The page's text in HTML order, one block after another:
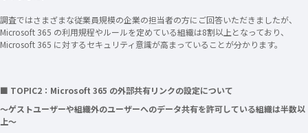
調査ではさまざまな従業員規模の企業の担当者の方にご回答いただきましたが、
Microsoft 365 の利用規程やルールを定めている組織は8割以上となっており、
Microsoft 365 に対するセキュリティ意識が高まっていることが分かります。
■ TOPIC2：Microsoft 365 の外部共有リンクの設定について
～ゲストユーザーや組織外のユーザーへのデータ共有を許可している組織は半数以
上～